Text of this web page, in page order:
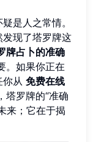
是人之常情。
现了塔罗牌这
牌占卜的准确
。如果你正在
从 免费在线
塔罗牌的“准确
来；它在于揭